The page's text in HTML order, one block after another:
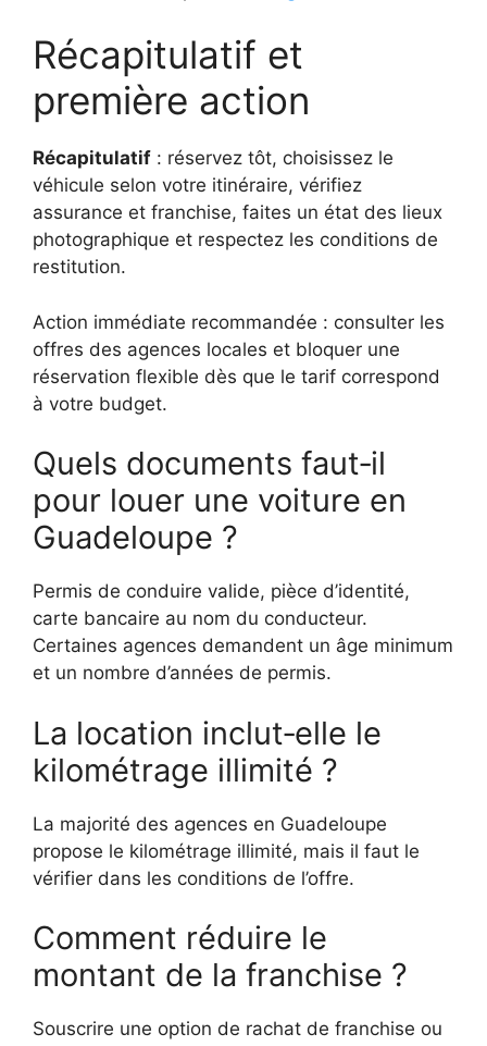
Récapitulatif et
première action
Récapitulatif : réservez tôt, choisissez le
véhicule selon votre itinéraire, vérifiez
assurance et franchise, faites un état des lieux
photographique et respectez les conditions de
restitution.
Action immédiate recommandée : consulter les
offres des agences locales et bloquer une
réservation flexible dès que le tarif correspond
à votre budget.
Quels documents faut‑il
pour louer une voiture en
Guadeloupe ?
Permis de conduire valide, pièce d’identité,
carte bancaire au nom du conducteur.
Certaines agences demandent un âge minimum
et un nombre d’années de permis.
La location inclut‑elle le
kilométrage illimité ?
La majorité des agences en Guadeloupe
propose le kilométrage illimité, mais il faut le
vérifier dans les conditions de l’offre.
Comment réduire le
montant de la franchise ?
Souscrire une option de rachat de franchise ou